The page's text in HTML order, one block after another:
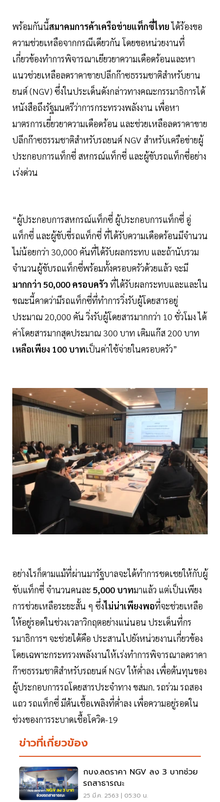
พร้อมกันนี้สมาคมการค้าเครือข่ายแท็กซี่ไทยได้ร้องขอ
ความช่วยเหลือจากกรณีเดียวกัน โดยขอหน่วยงานที่
เกี่ยวข้องทำการพิจารณาเยียวยาความเดือดร้อนและหา
แนวช่วยเหลือลดราคาขายปลีกก๊าซธรรมชาติสำหรับยาน
ยนต์ (NGV) ซึ่งในประเด็นดังกล่าวทางคณะกรรมาธิการได้
หนังสือถึงรัฐมนตรีว่าการกระทรวงพลังงาน เพื่อหา
มาตรการเยี่ยวยาความเดือดร้อน และช่วยเหลือลดราคาขาย
ปลีกก๊าซธรรมชาติสำหรับรถยนต์ NGV สำหรับเครือข่ายผู้
ประกอบการแท็กซี่ สหกรณ์แท็กซี่ และผู้ขับรถแท็กซี่อย่าง
เร่งด่วน
“ผู้ประกอบการสหกรณ์แท็กซี่ ผู้ประกอบการแท็กซี่ อู่
แท็กซี่ และผู้ขับขี่รถแท็กซี่ ที่ได้รับความเดือดร้อนมีจำนวน
ไม่น้อยกว่า 30,000 คันที่ได้รับผลกระทบ และถ้านับรวม
จำนวนผู้ขับรถแท็กซี่พร้อมทั้งครอบครัวด้วยแล้ว จะมี
มากกว่า 50,000 ครอบครัว ที่ได้รับผลกระทบและและใน
ขณะนี้คาดว่ามีรถแท็กซี่ที่ทำการวิ่งรับผู้โดยสารอยู่
ประมาณ 20,000 คัน วิ่งรับผู้โดยสารมากกว่า 10 ชั่วโมง ได้
ค่าโดยสารมากสุดประมาณ 300 บาท เติมแก๊ส 200 บาท
เหลือเพียง 100 บาทเป็นค่าใช้จ่ายในครอบครัว”
อย่างไรก็ตามแม้ที่ผ่านมารัฐบาลจะได้ทำการชดเชยให้กับผู้
ขับแท็กซี่ จำนวนคนละ 5,000 บาทมาแล้ว แต่เป็นเพียง
การช่วยเหลือระยะสั้น ๆ ซึ่งไม่น่าเพียงพอที่จะช่วยเหลือ
ให้อยู่รอดในช่วงเวลาวิกฤตอย่างแน่นอน ประเด็นที่กร
รมาธิการฯ จะช่วยได้คือ ประสานไปยังหน่วยงานเกี่ยวข้อง
โดยเฉพาะกระทรวงพลังงานให้เร่งทำการพิจารณาลดราคา
ก๊าซธรรมชาติสำหรับรถยนต์ NGV ให้ต่ำลง เพื่อต้นทุนของ
ผู้ประกอบการรถโดยสารประจำทาง ขสมก. รถร่วม รถสอง
แถว รถแท็กซี่ มีต้นเชื้อเพลิงที่ต่ำลง เพื่อความอยู่รอดใน
ช่วงของการระบาดเชื้อโควิด-19
ข่าวที่เกี่ยวข้อง
กบง.ลดราคา NGV ลง 3 บาทช่วย
รถสาธารณะ
25 มี.ค. 2563 | 05:30 น.